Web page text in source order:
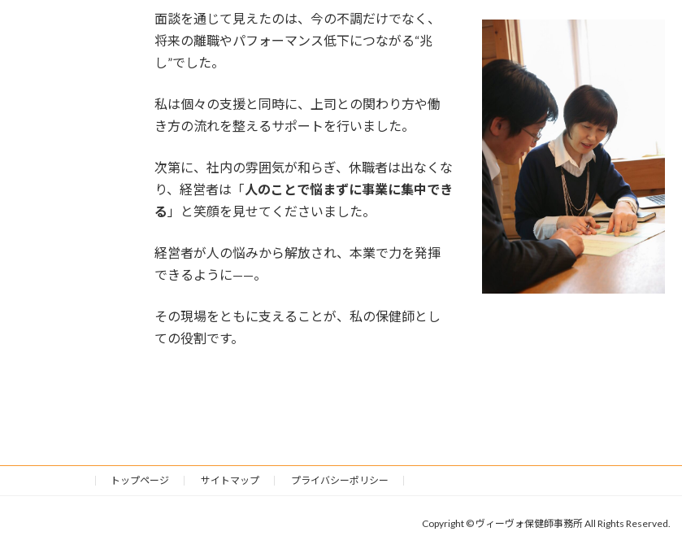
面談を通じて見えたのは、今の不調だけでなく、
将来の離職やパフォーマンス低下につながる“兆
し”でした。
私は個々の支援と同時に、上司との関わり方や働
き方の流れを整えるサポートを行いました。
次第に、社内の雰囲気が和らぎ、休職者は出なくな
り、経営者は「人のことで悩まずに事業に集中でき
る 」と笑顔を見せてくださいました。
経営者が人の悩みから解放され、本業で力を発揮
できるように——。
その現場をともに支えることが、私の保健師とし
ての役割です。
トップページ サイトマップ プライバシーポリシー
Copyright © ヴィーヴォ保健師事務所 All Rights Reserved.